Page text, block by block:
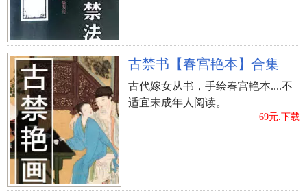
梦到说鬼：当令富贵。《敦煌本梦书》
梦到与鬼须：延益。《敦煌本梦书》
梦到着衣鬼：谦人避情，吉。《敦煌本梦书》
梦落水鬼：梦此者宜小心从事。《梦林玄解》
梦一鬼负日：为阳被阴欺之兆，功名难遂，官讼
难理，谋利有阻，做事俱 有奸邪相耗。惟妇女梦
此，则所私有约，当有阴人引之而至，必得欢合。
古禁书【春宫艳本】合集
古代嫁女从书，手绘春宫艳本....不
适宜未成年人阅读。
69元.下载